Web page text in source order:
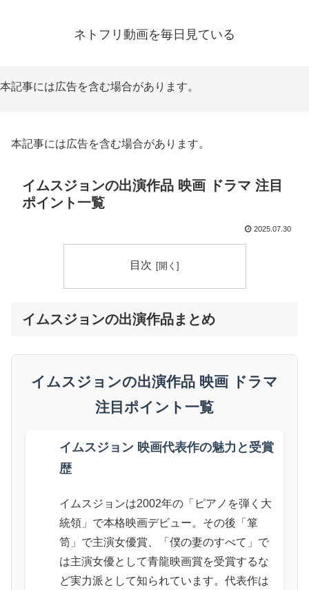
ネトフリ動画を毎日見ている
本記事には広告を含む場合があります。
本記事には広告を含む場合があります。
イムスジョンの出演作品 映画 ドラマ 注目
ポイント一覧
2025.07.30
目次
イムスジョンの出演作品まとめ
イムスジョンの出演作品 映画 ドラマ
注目ポイント一覧
イムスジョン 映画代表作の魅力と受賞
歴
イムスジョンは2002年の「ピアノを弾く大
統領」で本格映画デビュー。その後「箪
笥」で主演女優賞、「僕の妻のすべて」で
は主演女優として青龍映画賞を受賞するな
ど実力派として知られています。代表作は